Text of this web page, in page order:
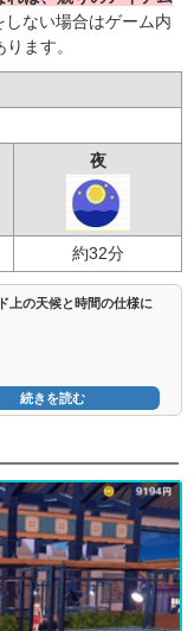
ない場合はゲーム内
ます。
夜
約32分
上の天候と時間の仕様に
続きを読む